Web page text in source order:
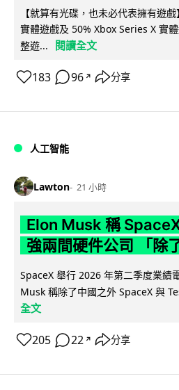
【就算有光碟，也未必代表擁有遊
實體遊戲及 50% Xbox Series X 實
整遊...
閱讀全文
183 96 ↗ 分享
人工智能
Lawton 21 小時
Elon Musk 稱
強兩間硬件公司 「除
SpaceX 舉行 2026 年第二季度業績
Musk 稱除了中國之外 SpaceX 與
全文
205 22 ↗ 分享